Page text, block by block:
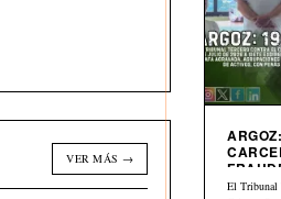
VER MÁS →
El Tribunal